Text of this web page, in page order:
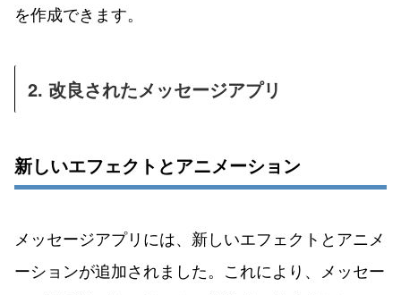
を作成できます。
2. 改良されたメッセージアプリ
新しいエフェクトとアニメーション
メッセージアプリには、新しいエフェクトとアニメ
ーションが追加されました。これにより、メッセー